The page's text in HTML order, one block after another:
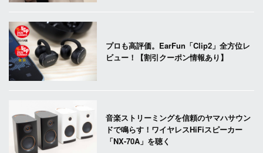
プロも高評価。EarFun「Clip2」全方位レ
ビュー！【割引クーポン情報あり】
音楽ストリーミングを信頼のヤマハサウン
ドで鳴らす！ワイヤレスHiFiスピーカー
「NX-70A」を聴く